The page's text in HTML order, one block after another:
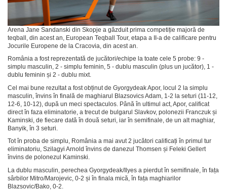
Arena Jane Sandanski din Skopje a găzduit prima competiție majoră de
teqball, din acest an, European Teqball Tour, etapa a II-a de calificare pentru
Jocurile Europene de la Cracovia, din acest an.
România a fost reprezentată de jucători/echipe la toate cele 5 probe: 9 -
simplu masculin, 2 - simplu feminin, 5 - dublu masculin (plus un jucător), 1 -
dublu feminin și 2 - dublu mixt.
Cel mai bune rezultat a fost obținut de Gyorgydeak Apor, locul 2 la simplu
masculin, învins în finală de maghiarul Blazsovics Adam, 1-2 la seturi (11-12,
12-6, 10-12), după un meci spectaculos. Până în ultimul act, Apor, calificat
direct în faza eliminatorie, a trecut de bulgarul Slavkov, polonezii Franczuk și
Kaminski, de fiecare dată în două seturi, iar în semifinale, de un alt maghiar,
Banyik, în 3 seturi.
Tot în proba de simplu, România a mai avut 2 jucători calificați în primul tur
eliminatoriu, Szilagyi Arnold învins de danezul Thomsen și Feleki Gellert
învins de polonezul Kaminski.
La dublu masculin, perechea Gyorgydeak/Ilyes a pierdut în semifinale, în fața
sârbilor Mitro/Marojevic, 0-2 și în finala mică, în fața maghiarilor
Blazsovic/Bako, 0-2.